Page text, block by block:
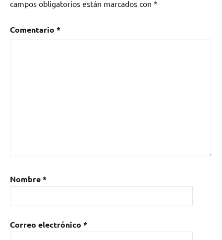
campos obligatorios están marcados con *
Comentario *
Nombre*
Correo electrónico *